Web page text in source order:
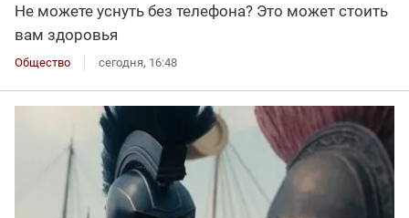
Не можете уснуть без телефона? Это может стоить
вам здоровья
Общество сегодня, 16:48